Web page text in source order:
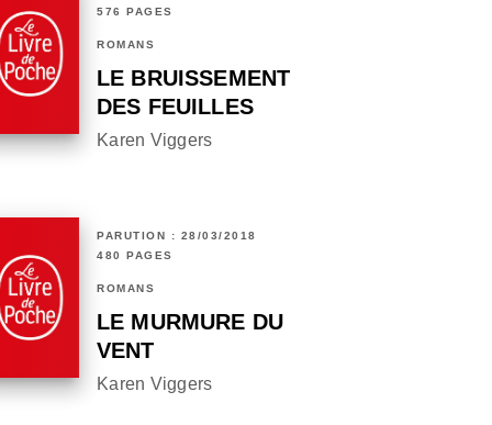
576 PAGES
ROMANS
LE BRUISSEMENT
DES FEUILLES
Karen Viggers
PARUTION : 28/03/2018
480 PAGES
ROMANS
LE MURMURE DU
VENT
Karen Viggers